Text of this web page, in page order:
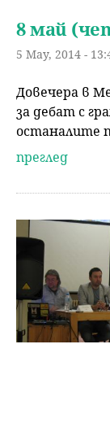
8 май
5 May, 2014 -
Довечера в
за дебат с
останалите
преглед